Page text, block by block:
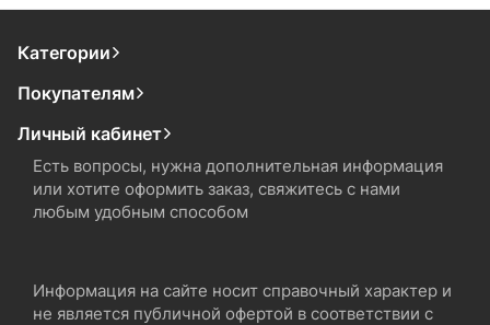
Категории
Покупателям
Личный кабинет
Есть вопросы, нужна дополнительная информация
или хотите оформить заказ, свяжитесь с нами
любым удобным способом
Информация на сайте носит справочный характер и
не является публичной офертой в соответствии с